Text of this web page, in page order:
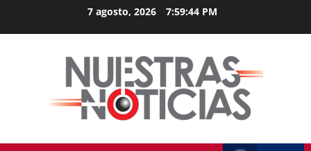
7 agosto, 2026 7:59:44 PM